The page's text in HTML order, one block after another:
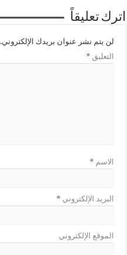
اترك تعليقاً
لن يتم نشر عنوان بريدك الإلكتروني.
التعليق*
الاسم*
البريد الإلكتروني*
الموقع الإلكتروني